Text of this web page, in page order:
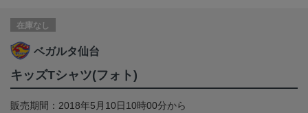
在庫なし
ベガルタ仙台
キッズTシャツ(フォト)
販売期間：2018年5月10日10時00分から